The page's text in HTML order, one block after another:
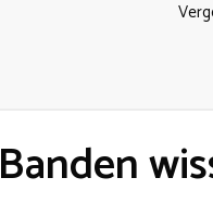
Banden